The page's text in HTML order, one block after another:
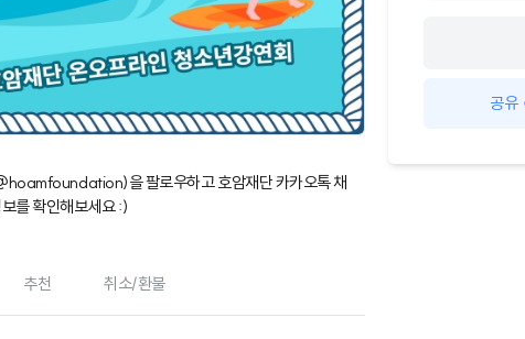
을 팔로우하고 호암재단 카카오톡 채
를 확인해보세요 :)
공유
추천 취소/환불